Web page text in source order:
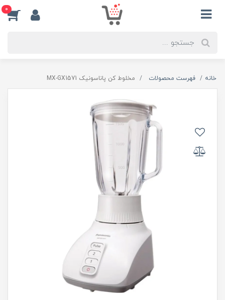
0
خانه فهرست محصولات مخلوط کن پاناسونیک MX-GX1571